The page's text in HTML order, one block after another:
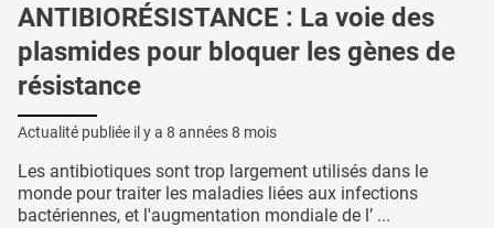
ANTIBIORÉSISTANCE : La voie des
plasmides pour bloquer les gènes de
résistance
Actualité publiée il y a 8 années 8 mois
Les antibiotiques sont trop largement utilisés dans le
monde pour traiter les maladies liées aux infections
bactériennes, et l'augmentation mondiale de l’ ...